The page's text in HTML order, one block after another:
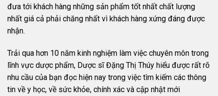
đưa tới khách hàng những sản phẩm tốt nhất chất lượng
nhất giá cả phải chăng nhất vì khách hàng xứng đáng được
nhận.
Trải qua hơn 10 năm kinh nghiệm làm việc chuyên môn trong
lĩnh vực dược phẩm, Dược sĩ Đặng Thị Thúy hiểu được rất rõ
nhu cầu của bạn đọc hiện nay trong việc tìm kiếm các thông
tin về y học, về sức khỏe, chính xác và cập nhật mới